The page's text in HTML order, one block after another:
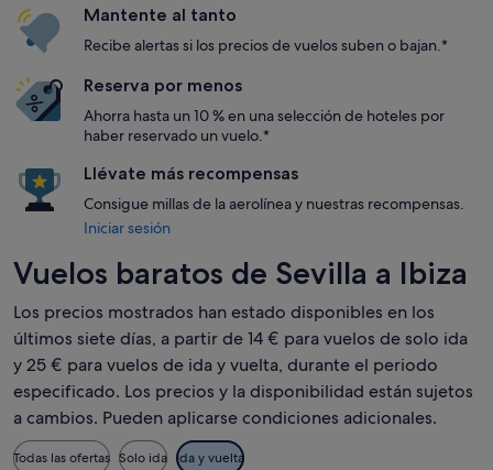
Mantente al tanto
Recibe alertas si los precios de vuelos suben o bajan.*
Reserva por menos
Ahorra hasta un 10 % en una selección de hoteles por
haber reservado un vuelo.*
Llévate más recompensas
Consigue millas de la aerolínea y nuestras recompensas.
Iniciar sesión
Vuelos baratos de Sevilla a Ibiza
Los precios mostrados han estado disponibles en los
últimos siete días, a partir de 14 € para vuelos de solo ida
y 25 € para vuelos de ida y vuelta, durante el periodo
especificado. Los precios y la disponibilidad están sujetos
a cambios. Pueden aplicarse condiciones adicionales.
Todas las ofertas Solo ida Ida y vuelta